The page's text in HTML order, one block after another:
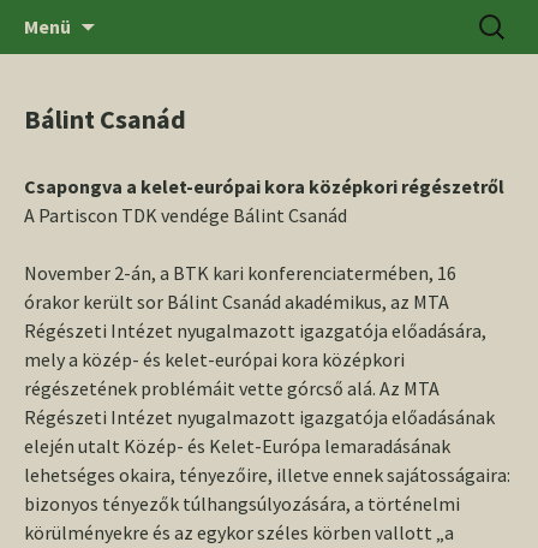
SZTE BTK Régészeti Tanszék
Menü
Bálint Csanád
Csapongva a kelet-európai kora középkori régészetről
A Partiscon TDK vendége Bálint Csanád
November 2-án, a BTK kari konferenciatermében, 16
órakor került sor Bálint Csanád akadémikus, az MTA
Régészeti Intézet nyugalmazott igazgatója előadására,
mely a közép- és kelet-európai kora középkori
régészetének problémáit vette górcső alá. Az MTA
Régészeti Intézet nyugalmazott igazgatója előadásának
elején utalt Közép- és Kelet-Európa lemaradásának
lehetséges okaira, tényezőire, illetve ennek sajátosságaira:
bizonyos tényezők túlhangsúlyozására, a történelmi
körülményekre és az egykor széles körben vallott „a